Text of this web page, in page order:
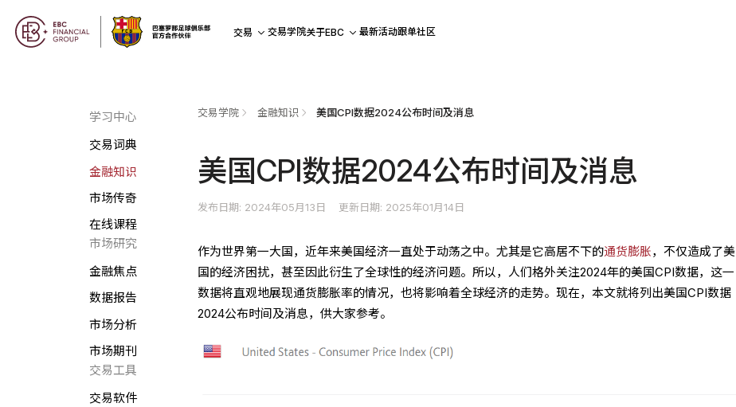
交易 交易学院关于EBC 最新活动跟单社区
学习中心
交易词典
金融知识
市场传奇
在线课程
市场研究
金融焦点
数据报告
市场分析
市场期刊
交易工具
交易软件
交易学院 金融知识 美国CPI数据2024公布时间及消息
美国CPI数据2024公布时间及消息
发布日期: 2024年05月13日 更新日期: 2025年01月14日
作为世界第一大国，近年来美国经济一直处于动荡之中。尤其是它高居不下的通货膨胀，不仅造成了美
国的经济困扰，甚至因此衍生了全球性的经济问题。所以，人们格外关注2024年的美国CPI数据，这一
数据将直观地展现通货膨胀率的情况，也将影响着全球经济的走势。现在，本文就将列出美国CPI数据
2024公布时间及消息，供大家参考。